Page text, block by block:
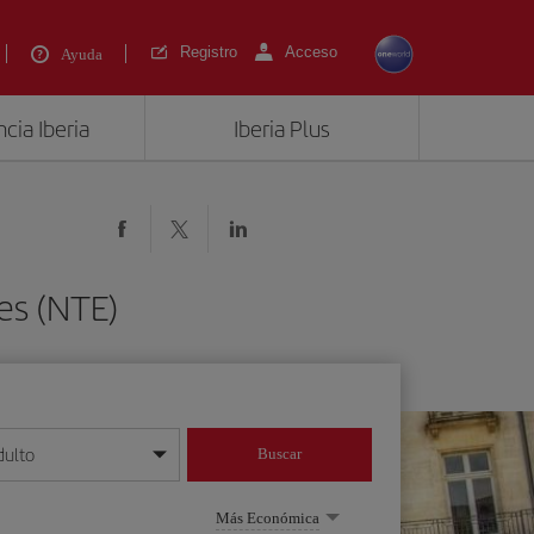
Ayuda Registro Acceso
Iberia Iberia Plus
(NTE)
mes/año
Buscar
Más Económica